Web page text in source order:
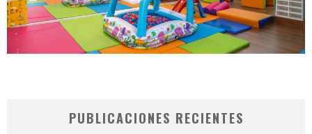
PUBLICACIONES RECIENTES